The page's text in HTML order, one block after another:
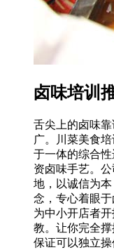
卤味培训
舌尖上的卤味
广。川菜美食
于一体的综合
资卤味手艺。
地，以诚信为
念，专心着眼
为中小开店者
教。让你完全
保证可以独立